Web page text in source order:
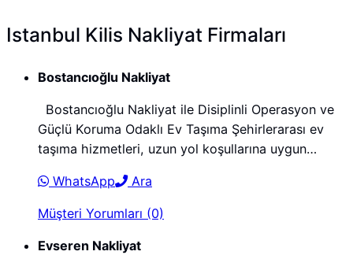
Istanbul Kilis Nakliyat Firmaları
Bostancıoğlu Nakliyat
Bostancıoğlu Nakliyat ile Disiplinli Operasyon ve
Güçlü Koruma Odaklı Ev Taşıma Şehirlerarası ev
taşıma hizmetleri, uzun yol koşullarına uygun…
WhatsApp Ara
Müşteri Yorumları (0)
Evseren Nakliyat